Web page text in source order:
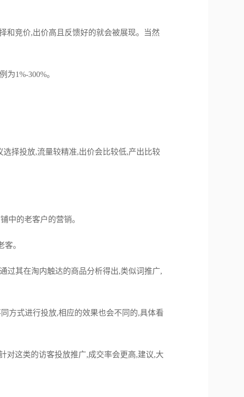
和竞价,出价高且反馈好的就会被展现。当然
1%-300%。
择投放,流量较精准,出价会比较低,产出比较
中的老客户的营销。
。
过其在淘内触达的商品分析得出,类似词推广,
方式进行投放,相应的效果也会不同的,具体看
对这类的访客投放推广,成交率会更高,建议,大